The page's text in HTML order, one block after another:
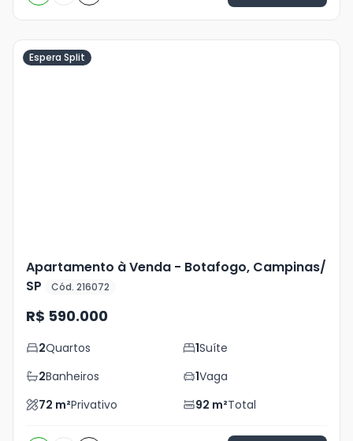
Espera Split
Apartamento à Venda - Botafogo, Campinas/
SP
Cód. 216072
R$ 590.000
2Quartos 1Suíte
2Banheiros 1Vaga
72 m²Privativo 92 m²Total